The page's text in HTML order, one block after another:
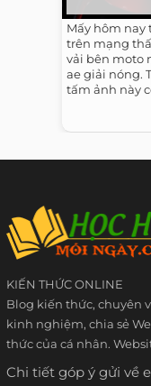
Mấy hôm
trên mạng
vải bên moto
ae giải nóng.
tấm ảnh này
KIẾN THỨC ONLINE
Blog kiến thức, chuyên
kinh nghiệm, chia sẻ
thức của cá nhân.
Chi tiết góp ý gửi về